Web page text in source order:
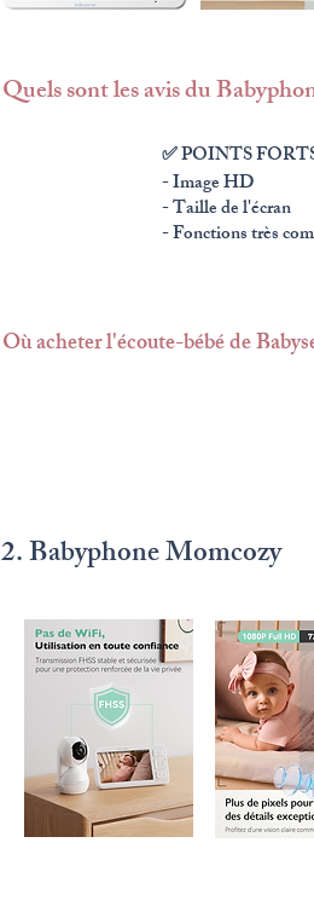
Quels sont les avis du
✅ POINTS
- Image HD
- Taille de l'écran
- Fonctions très
Où acheter l'écoute-bébé de
2. Babyphone Momcozy